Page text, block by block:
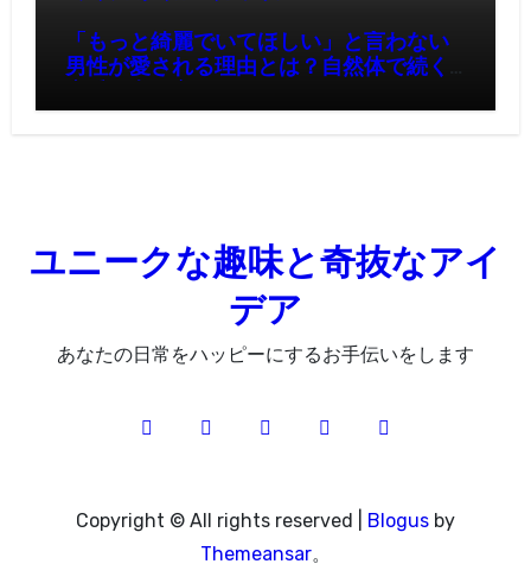
「もっと綺麗でいてほしい」と言わない
男性が愛される理由とは？自然体で続く
ユニークな趣味と奇抜なアイ
デア
あなたの日常をハッピーにするお手伝いをします
Copyright © All rights reserved Blogus by
Themeansar。